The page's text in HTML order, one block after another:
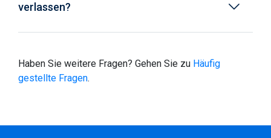
verlassen?
Haben Sie weitere Fragen? Gehen Sie zu Häufig
gestellte Fragen.